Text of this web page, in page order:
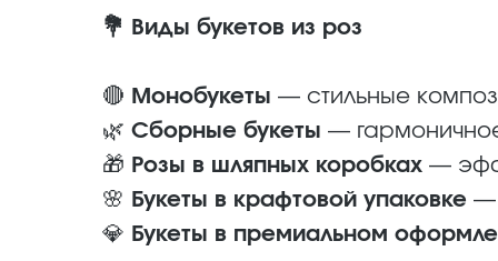
💐 Виды букетов из роз
🔴 Монобукеты — стильные
🌿 Сборные букеты —
🎁 Розы в шляпных коробках —
🌸 Букеты в крафтовой упаковке —
💎 Букеты в премиальном